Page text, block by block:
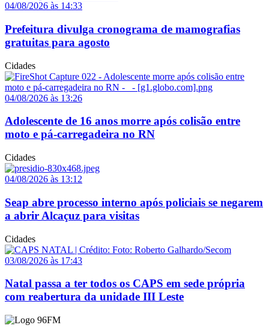
04/08/2026 às 14:33
Prefeitura divulga cronograma de mamografias
gratuitas para agosto
Cidades
04/08/2026 às 13:26
Adolescente de 16 anos morre após colisão entre
moto e pá-carregadeira no RN
Cidades
04/08/2026 às 13:12
Seap abre processo interno após policiais se negarem
a abrir Alcaçuz para visitas
Cidades
03/08/2026 às 17:43
Natal passa a ter todos os CAPS em sede própria
com reabertura da unidade III Leste